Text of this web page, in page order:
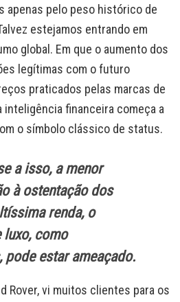
apenas pelo peso histórico de
estejamos entrando em
global. Em que o aumento dos
legítimas com o futuro
praticados pelas marcas de
inteligência financeira começa a
o símbolo clássico de status.
a isso, a menor
à ostentação dos
renda, o
luxo, como
pode estar ameaçado.
Rover, vi muitos clientes para os